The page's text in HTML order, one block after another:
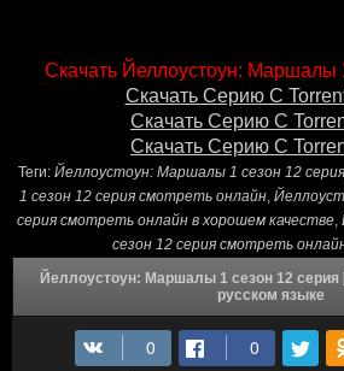
Скачать Йеллоустоун: Маршалы
Скачать Серию С
Скачать Серию С
Скачать Серию С
Теги: Йеллоустоун: Маршалы 1 сезон 12 серия
1 сезон 12 серия смотреть онлайн,
серия смотреть онлайн в хорошем качестве,
сезон 12 серия смотреть
Йеллоустоун: Маршалы 1 сезон 12
русском языке